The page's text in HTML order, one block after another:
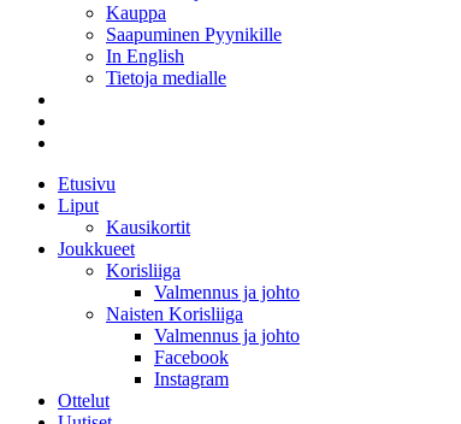
Kauppa
Saapuminen Pyynikille
In English
Tietoja medialle
Etusivu
Liput
Kausikortit
Joukkueet
Korisliiga
Valmennus ja johto
Naisten Korisliiga
Valmennus ja johto
Facebook
Instagram
Ottelut